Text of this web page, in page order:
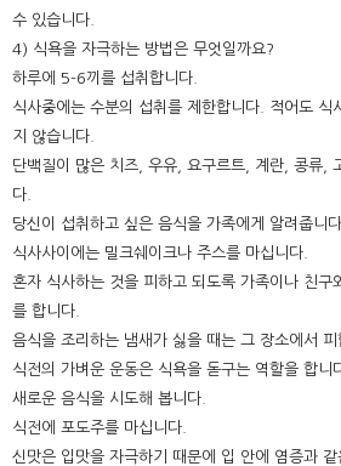
수 있습니다.
4) 식욕을 자극하는 방법은 무엇일까요?
하루에 5-6끼를 섭취합니다.
식사중에는 수분의 섭취를 제한합니다. 적어도 식
지 않습니다.
단백질이 많은 치즈, 우유, 요구르트, 계란, 콩류,
다.
당신이 섭취하고 싶은 음식을 가족에게 알려줍니다.
식사사이에는 밀크쉐이크나 주스를 마십니다.
혼자 식사하는 것을 피하고 되도록 가족이나 친구
를 합니다.
음식을 조리하는 냄새가 싫을 때는 그 장소에서 피
식전의 가벼운 운동은 식욕을 돋구는 역할을 합니
새로운 음식을 시도해 봅니다.
식전에 포도주를 마십니다.
신맛은 입맛을 자극하기 때문에 입 안에 염증과